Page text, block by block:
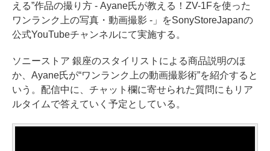
える”作品の撮り方 - Ayane氏が教える！ZV-1Fを使った
ワンランク上の写真・動画撮影 -」をSonyStoreJapanの
公式YouTubeチャンネルにて実施する。
ソニーストア 銀座のスタイリストによる商品説明のほ
か、Ayane氏が“ワンランク上の動画撮影術”を紹介すると
いう。配信中に、チャット欄に寄せられた質問にもリア
ルタイムで答えていく予定としている。